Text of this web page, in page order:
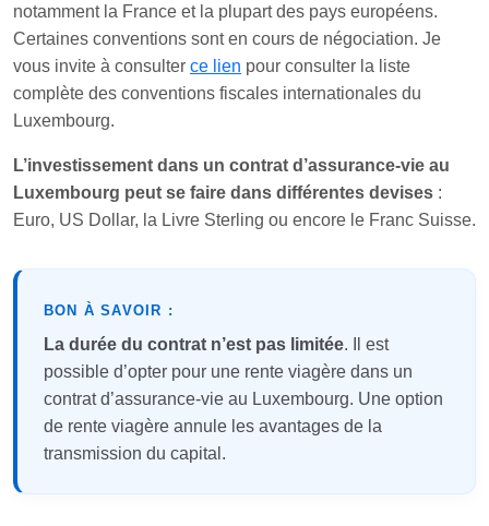
notamment la France et la plupart des pays européens.
Certaines conventions sont en cours de négociation. Je
vous invite à consulter ce lien pour consulter la liste
complète des conventions fiscales internationales du
Luxembourg.
L’investissement dans un contrat d’assurance-vie au
Luxembourg peut se faire dans différentes devises :
Euro, US Dollar, la Livre Sterling ou encore le Franc Suisse.
BON À SAVOIR :
La durée du contrat n’est pas limitée. Il est
possible d’opter pour une rente viagère dans un
contrat d’assurance-vie au Luxembourg. Une option
de rente viagère annule les avantages de la
transmission du capital.